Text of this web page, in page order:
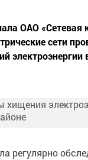
ОАО «Сетевая
сети
электроэнергии
регулярно